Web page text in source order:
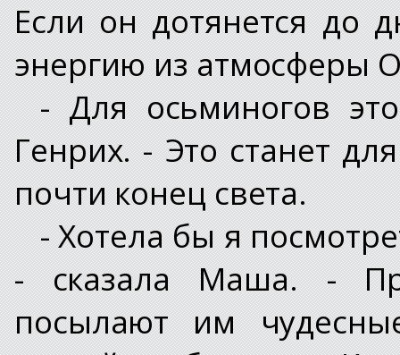
Если он дотянется до
энергию из атмосферы
- Для осьминогов
Генрих. - Это станет
почти конец света.
- Хотела бы я
- сказала Маша. -
посылают им